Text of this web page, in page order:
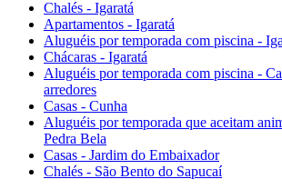
Chalés - Igaratá
Apartamentos - Igaratá
Aluguéis por temporada com piscina -
Chácaras - Igaratá
Aluguéis por temporada com piscina -
arredores
Casas - Cunha
Aluguéis por temporada que aceitam
Pedra Bela
Casas - Jardim do Embaixador
Chalés - São Bento do Sapucaí